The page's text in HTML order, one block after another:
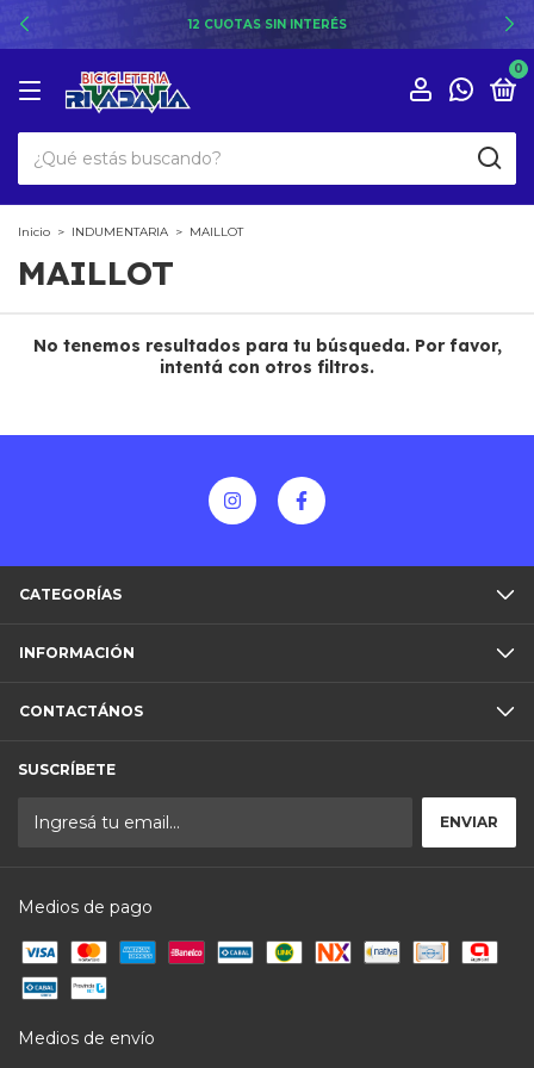
12 CUOTAS SIN INTERÉS
0
Inicio > INDUMENTARIA > MAILLOT
MAILLOT
No tenemos resultados para tu búsqueda. Por favor,
intentá con otros filtros.
CATEGORÍAS
INFORMACIÓN
CONTACTÁNOS
SUSCRÍBETE
Medios de pago
Medios de envío